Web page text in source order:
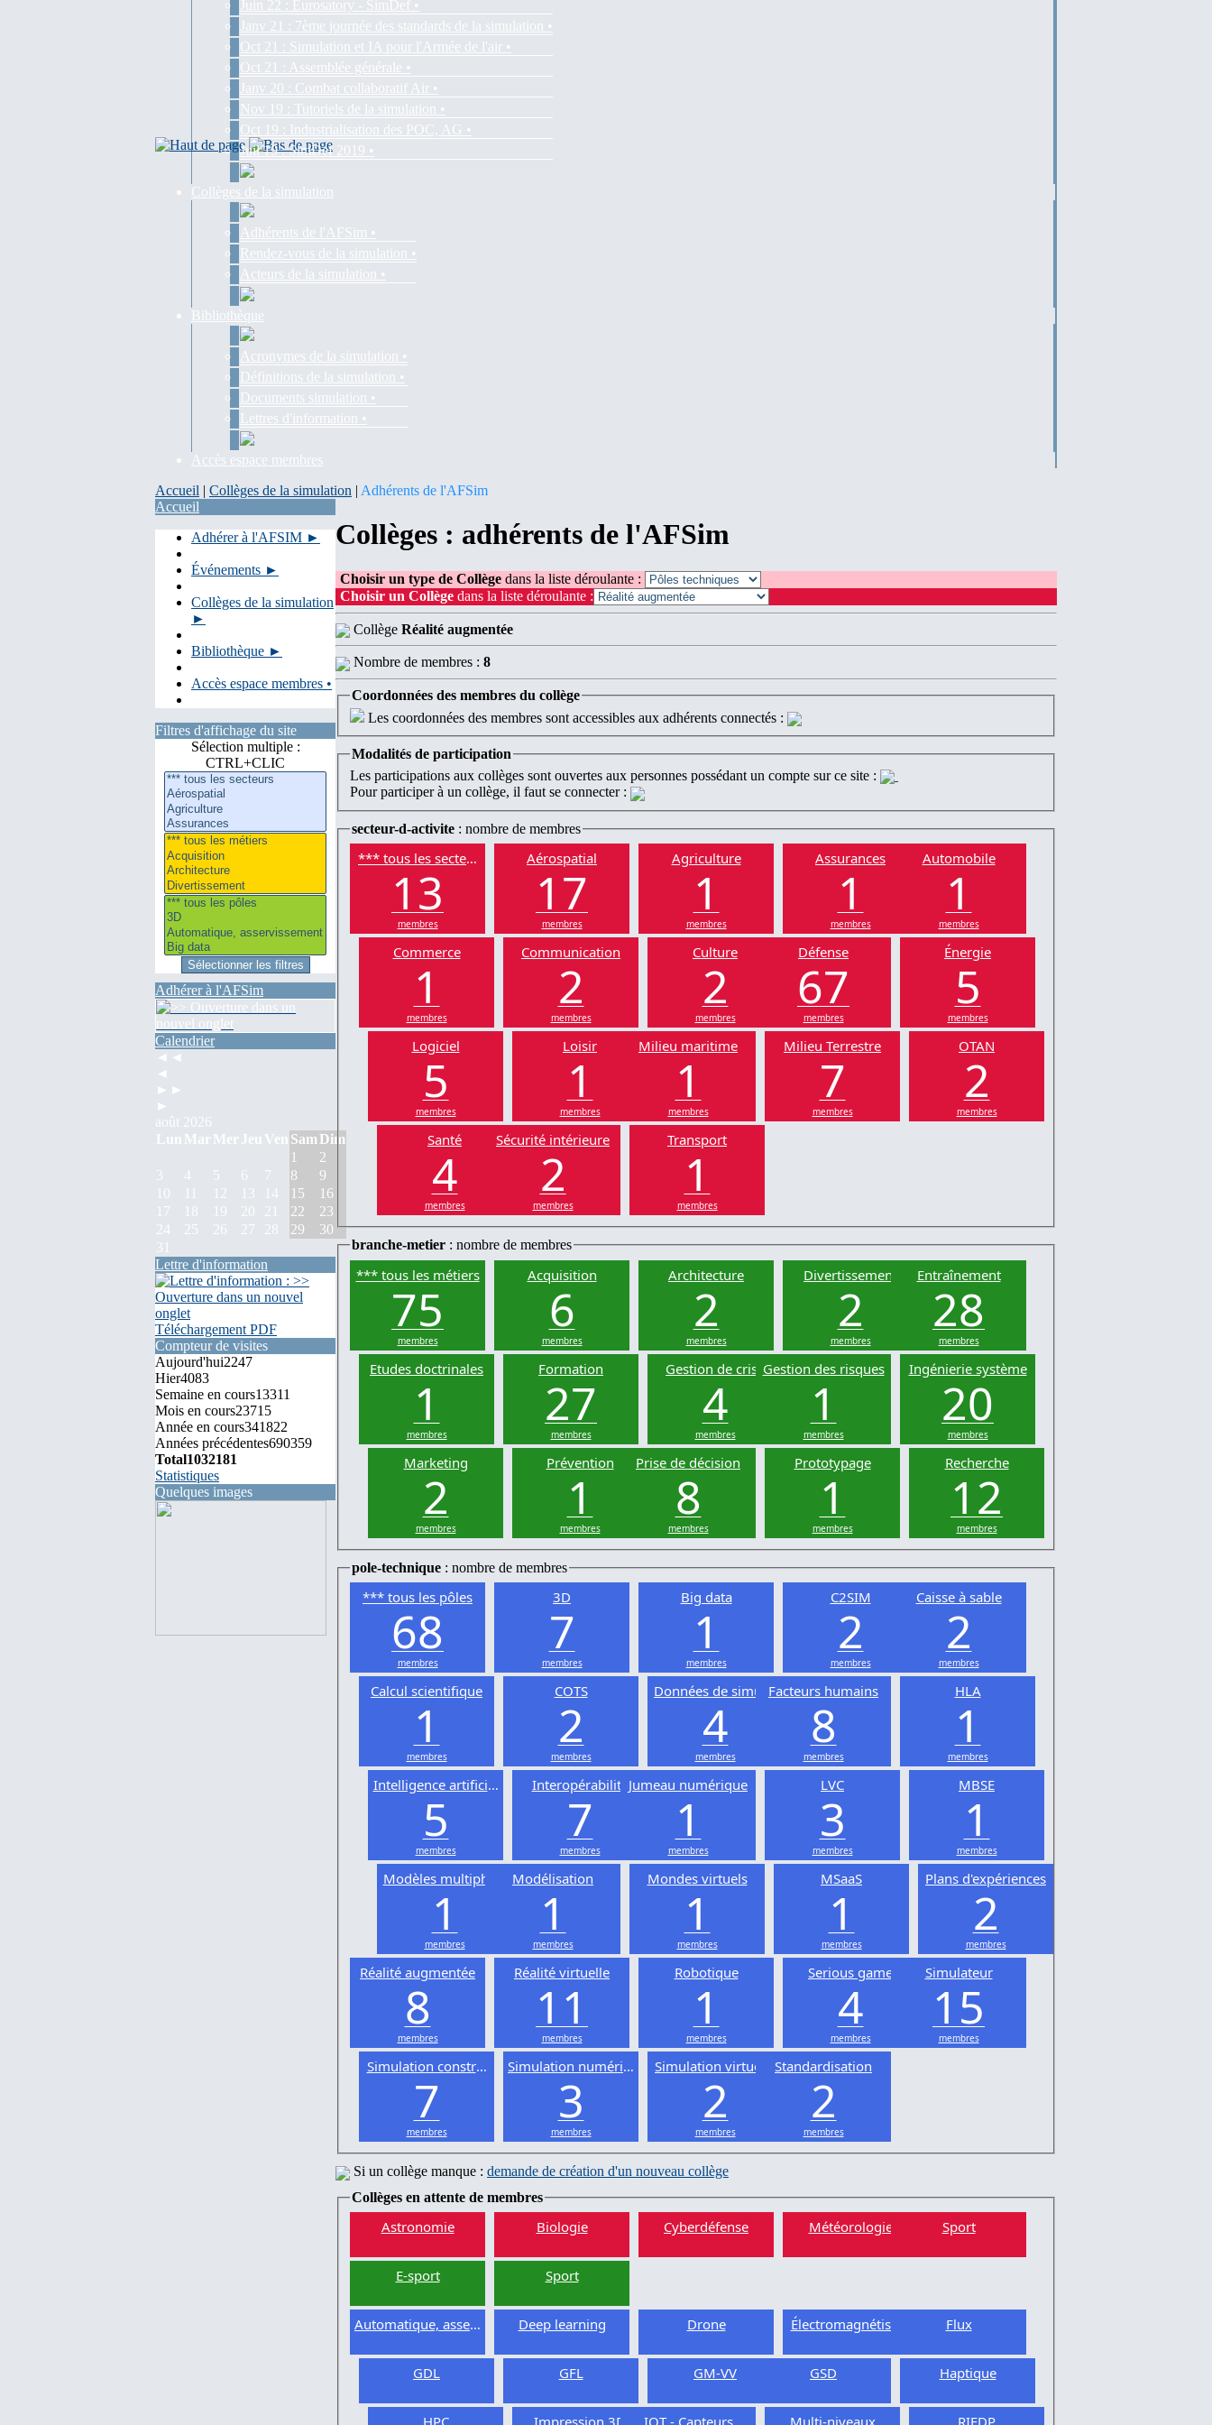
Juin 22 : Eurosatory - SimDef •
Janv 21 : 7ème journée des standards de la simulation •
Oct 21 : Simulation et IA pour l'Armée de l'air •
Oct 21 : Assemblée générale •
Janv 20 : Combat collaboratif Air •
Nov 19 : Tutoriels de la simulation •
Oct 19 : Industrialisation des POC, AG •
Juil 19 : SimDef 2019 •
Collèges de la simulation
Adhérents de l'AFSim •
Rendez-vous de la simulation •
Acteurs de la simulation •
Bibliothèque
Acronymes de la simulation •
Définitions de la simulation •
Documents simulation •
Lettres d'information •
Accès espace membres
Accueil | Collèges de la simulation | Adhérents de l'AFSim
Accueil
Adhérer à l'AFSIM ►
Événements ►
Collèges de la simulation
►
Bibliothèque ►
Accès espace membres •
Filtres d'affichage du site
Sélection multiple :
CTRL+CLIC
Adhérer à l'AFSim
Calendrier
◄◄
◄
►►
►
août 2026
Lun Mar Mer Jeu Ven Sam Dim
1
2
3
4 5 6 7 8
9
10
11 12 13 14 15
16
17
18 19 20 21 22
23
24
25 26 27 28 29
30
31
Lettre d'information
Téléchargement PDF
Compteur de visites
Aujourd'hui2247
Hier4083
Semaine en cours13311
Mois en cours23715
Année en cours341822
Années précédentes690359
Total1032181
Statistiques
Quelques images
Collèges : adhérents de l'AFSim
Choisir un type de Collège dans la liste déroulante :
Choisir un Collège dans la liste déroulante :
Collège Réalité augmentée
Nombre de membres : 8
Coordonnées des membres du collège
Les coordonnées des membres sont accessibles aux adhérents connectés :
Modalités de participation
Les participations aux collèges sont ouvertes aux personnes possédant un compte sur ce site :
Pour participer à un collège, il faut se connecter :
secteur-d-activite : nombre de membres
*** tous les secteurs
13
membres
Aérospatial
17
membres
Agriculture
1
membres
Assurances
1
membres
Automobile
1
membres
Commerce
1
membres
Communication
2
membres
Culture
2
membres
Défense
67
membres
Énergie
5
membres
Logiciel
5
membres
Loisir
1
membres
Milieu maritime
1
membres
Milieu Terrestre
7
membres
OTAN
2
membres
Santé
4
membres
Sécurité intérieure
2
membres
Transport
1
membres
branche-metier : nombre de membres
*** tous les métiers
75
membres
Acquisition
6
membres
Architecture
2
membres
Divertissement
2
membres
Entraînement
28
membres
Etudes doctrinales
1
membres
Formation
27
membres
Gestion de crise
4
membres
Gestion des risques
1
membres
Ingénierie système
20
membres
Marketing
2
membres
Prévention
1
membres
Prise de décision
8
membres
Prototypage
1
membres
Recherche
12
membres
pole-technique : nombre de membres
*** tous les pôles
68
membres
3D
7
membres
Big data
1
membres
C2SIM
2
membres
Caisse à sable
2
membres
Calcul scientifique
1
membres
COTS
2
membres
Données de simulation
4
membres
Facteurs humains
8
membres
HLA
1
membres
Intelligence artificielle
5
membres
Interopérabilité
7
membres
Jumeau numérique
1
membres
LVC
3
membres
MBSE
1
membres
Modèles multiphysiques
1
membres
Modélisation
1
membres
Mondes virtuels
1
membres
MSaaS
1
membres
Plans d'expériences
2
membres
Réalité augmentée
8
membres
Réalité virtuelle
11
membres
Robotique
1
membres
Serious game
4
membres
Simulateur
15
membres
Simulation constructive
7
membres
Simulation numérique
3
membres
Simulation virtuelle
2
membres
Standardisation
2
membres
Si un collège manque : demande de création d'un nouveau collège
Collèges en attente de membres
Astronomie Biologie Cyberdéfense Météorologie Sport
E-sport Sport
Automatique, asservissementDeep learning Drone Électromagnétisme Flux
GDL GFL GM-VV GSD Haptique